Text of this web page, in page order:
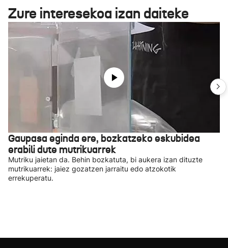
Zure interesekoa izan daiteke
Gaupasa eginda ere, bozkatzeko eskubidea
erabili dute mutrikuarrek
Mutriku jaietan da. Behin bozkatuta, bi aukera izan dituzte
mutrikuarrek: jaiez gozatzen jarraitu edo atzokotik
errekuperatu.